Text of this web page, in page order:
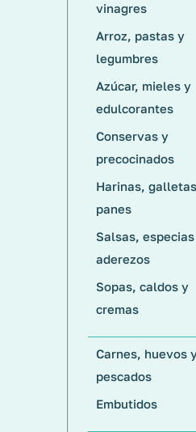
vinagres
Arroz, pastas y
legumbres
Azúcar, mieles y
edulcorantes
Conservas y
precocinados
Harinas,
panes
Salsas,
aderezos
Sopas, caldos y
cremas
Carnes, huevos
pescados
Embutidos